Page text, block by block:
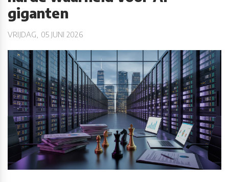
giganten
VRIJDAG, 05 JUNI 2026